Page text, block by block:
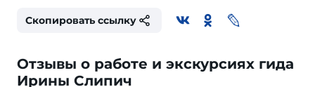
Скопировать ссылку
Отзывы о работе и экскурсиях гида
Ирины Слипич